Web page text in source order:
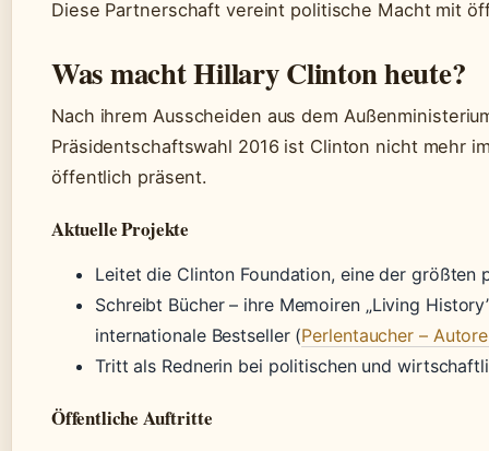
Diese Partnerschaft vereint politische Macht mit
Was macht Hillary Clinton heute?
Nach ihrem Ausscheiden aus dem
Präsidentschaftswahl 2016 ist Clinton nicht mehr
öffentlich präsent.
Aktuelle Projekte
Leitet die Clinton Foundation, eine der größten
Schreibt Bücher – ihre Memoiren „Living
internationale Bestseller (Perlentaucher –
Tritt als Rednerin bei politischen und
Öffentliche Auftritte